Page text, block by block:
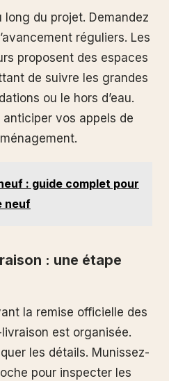
du projet. Demandez
réguliers. Les
proposent des espaces
de suivre les grandes
ou le hors d’eau.
vos appels de
: guide complet pour
neuf
: une étape
la remise officielle des
est organisée.
les détails. Munissez-
pour inspecter les